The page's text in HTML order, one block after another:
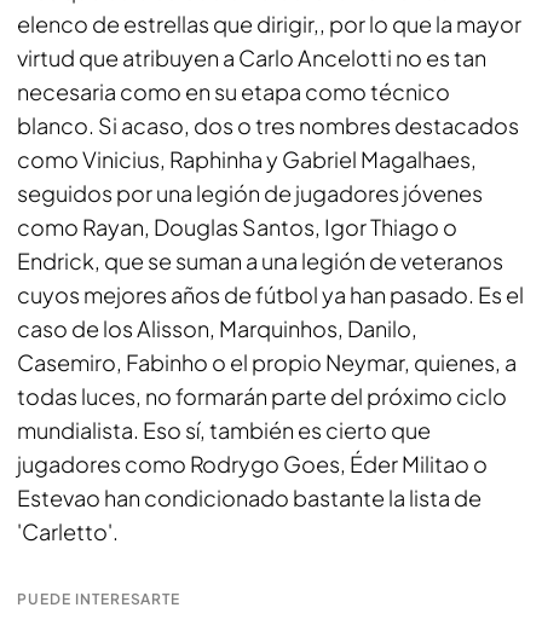
elenco de estrellas que dirigir,, por lo que la mayor
virtud que atribuyen a Carlo Ancelotti no es tan
necesaria como en su etapa como técnico
blanco. Si acaso, dos o tres nombres destacados
como Vinicius, Raphinha y Gabriel Magalhaes,
seguidos por una legión de jugadores jóvenes
como Rayan, Douglas Santos, Igor Thiago o
Endrick, que se suman a una legión de veteranos
cuyos mejores años de fútbol ya han pasado. Es el
caso de los Alisson, Marquinhos, Danilo,
Casemiro, Fabinho o el propio Neymar, quienes, a
todas luces, no formarán parte del próximo ciclo
mundialista. Eso sí, también es cierto que
jugadores como Rodrygo Goes, Éder Militao o
Estevao han condicionado bastante la lista de
'Carletto'.
PUEDE INTERESARTE